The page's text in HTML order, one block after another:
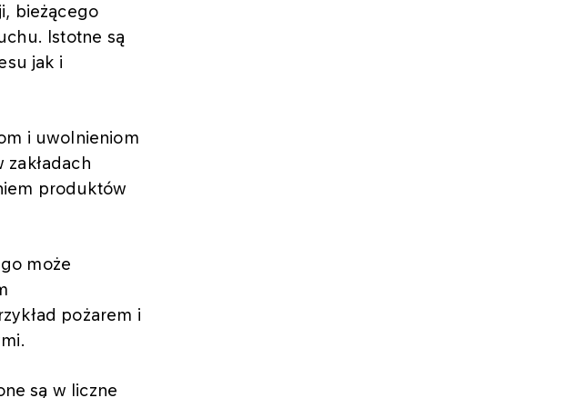
bieżącego
Istotne są
jak i
i uwolnieniom
produktów
może
pożarem i
są w liczne